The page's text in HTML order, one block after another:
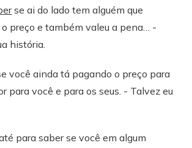
se ai do lado tem alguém que
preço e também valeu a pena… -
história.
você ainda tá pagando o preço para
para você e para os seus. - Talvez eu
para saber se você em algum